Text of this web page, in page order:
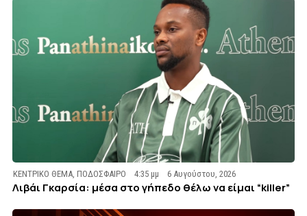
ΚΕΝΤΡΙΚΟ ΘΕΜΑ,ΠΟΔΟΣΦΑΙΡΟ 4:35 μμ 6 Αυγούστου, 2026
Λιβάι Γκαρσία: μέσα στο γήπεδο θέλω να είμαι “killer”